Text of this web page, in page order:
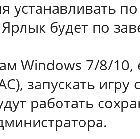
устанавливать
Ярлык будет по
Windows 7/8/
запускать
работать